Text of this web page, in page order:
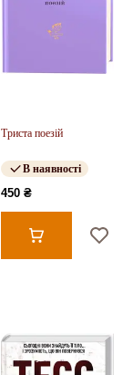
Триста поезій
В наявності
450 ₴